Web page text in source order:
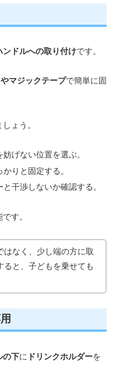
ンドルへの取り付けです。
マジックテープで簡単に固
ょう。
げない位置を選ぶ。
りと固定する。
干渉しないか確認する。
す。
なく、少し端の方に取
ると、子どもを乗せても
の下に ドリンクホルダーを